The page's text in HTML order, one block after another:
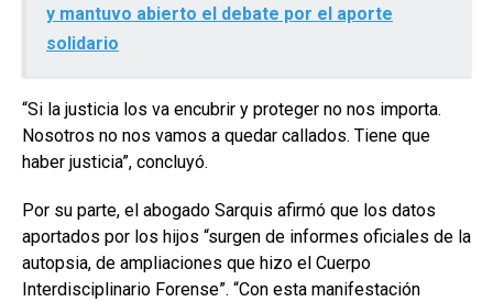
y mantuvo abierto el debate por el aporte
solidario
“Si la justicia los va encubrir y proteger no nos importa.
Nosotros no nos vamos a quedar callados. Tiene que
haber justicia”, concluyó.
Por su parte, el abogado Sarquis afirmó que los datos
aportados por los hijos “surgen de informes oficiales de la
autopsia, de ampliaciones que hizo el Cuerpo
Interdisciplinario Forense”. “Con esta manifestación